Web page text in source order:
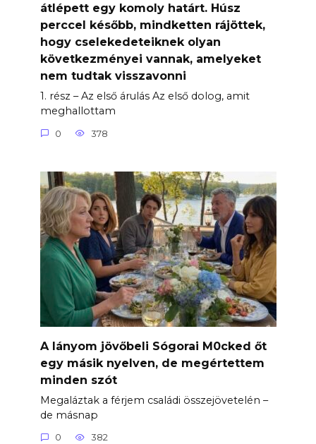
átlépett egy komoly határt. Húsz
perccel később, mindketten rájöttek,
hogy cselekedeteiknek olyan
következményei vannak, amelyeket
nem tudtak visszavonni
1. rész – Az első árulás Az első dolog, amit
meghallottam
0 378
A lányom jövőbeli Sógorai M0cked őt
egy másik nyelven, de megértettem
minden szót
Megaláztak a férjem családi összejövetelén –
de másnap
0 382